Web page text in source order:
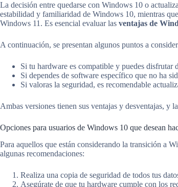
La decisión entre quedarse con Windows 10 o
estabilidad y familiaridad de Windows 10, mientras
Windows 11. Es esencial evaluar las ventajas de
A continuación, se presentan algunos puntos a
Si tu hardware es compatible y puedes disfrutar
Si dependes de software específico que no ha
Si valoras la seguridad, es recomendable
Ambas versiones tienen sus ventajas y desventajas, y
Opciones para usuarios de Windows 10 que desean
Para aquellos que están considerando la transición a
algunas recomendaciones:
Realiza una copia de seguridad de todos tus
Asegúrate de que tu hardware cumple con los